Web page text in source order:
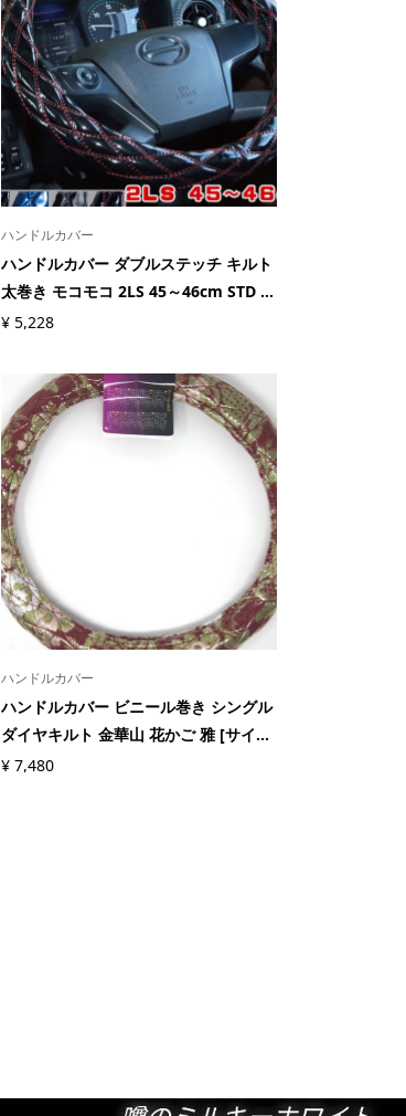
ハンドルカバー
ハンドルカバー ダブルステッチ キルト
太巻き モコモコ 2LS 45～46cm STD ...
¥ 5,228
ハンドルカバー
ハンドルカバー ビニール巻き シングル
ダイヤキルト 金華山 花かご 雅 [サイ...
¥ 7,480